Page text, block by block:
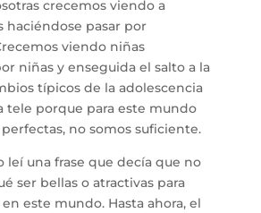
crecemos viendo a
haciéndose pasar por
viendo niñas
niñas y enseguida el salto a la
típicos de la adolescencia
tele porque para este mundo
no somos suficiente.
leí una frase que decía que no
ser bellas o atractivas para
este mundo. Hasta ahora, el